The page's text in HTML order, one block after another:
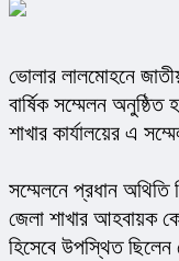
ভোলার লালমোহনে
বার্ষিক সম্মেলন
শাখার কার্যালয়ের এ
সম্মেলনে প্রধান অথিতি
জেলা শাখার আহবায়ক
হিসেবে উপস্থিত ছিলেন